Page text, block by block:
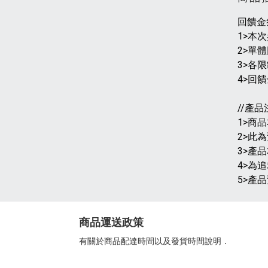
回饋
1>本
2>單
3>各
4>回
//產品
1>商
2>此
3>產
4>為
5>產
商品運送政策
有關於商品配達時間以及發貨時間說明．